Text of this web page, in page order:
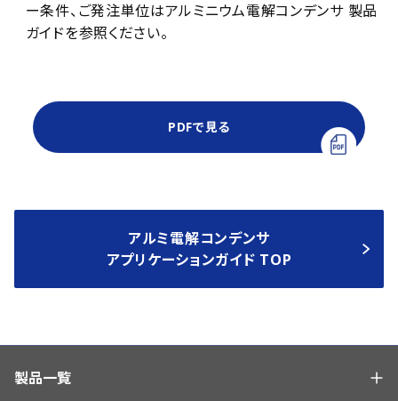
ー条件、ご発注単位はアルミニウム電解コンデンサ 製品
ガイドを参照ください。
PDFで見る
アルミ電解コンデンサ
アプリケーションガイド TOP
製品一覧